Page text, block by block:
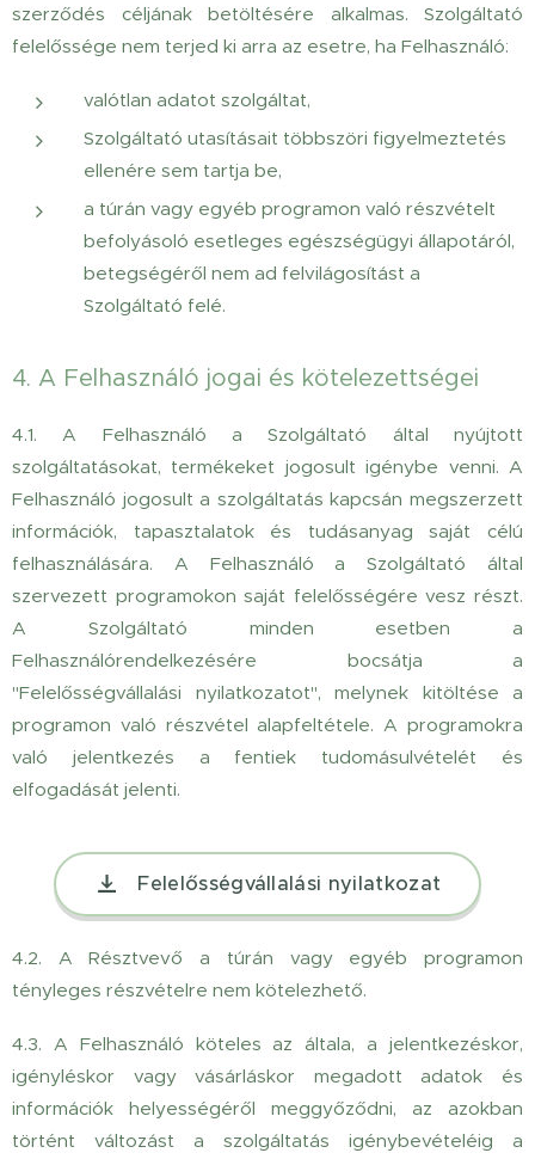
szerződés céljának betöltésére alkalmas. Szolgáltató
felelőssége nem terjed ki arra az esetre, ha Felhasználó:
valótlan adatot szolgáltat,
Szolgáltató utasításait többszöri figyelmeztetés
ellenére sem tartja be,
a túrán vagy egyéb programon való részvételt
befolyásoló esetleges egészségügyi állapotáról,
betegségéről nem ad felvilágosítást a
Szolgáltató felé.
4. A Felhasználó jogai és kötelezettségei
4.1. A Felhasználó a Szolgáltató által nyújtott
szolgáltatásokat, termékeket jogosult igénybe venni. A
Felhasználó jogosult a szolgáltatás kapcsán megszerzett
információk, tapasztalatok és tudásanyag saját célú
felhasználására. A Felhasználó a Szolgáltató által
szervezett programokon saját felelősségére vesz részt.
A Szolgáltató minden esetben a
Felhasználórendelkezésére bocsátja a
"Felelősségvállalási nyilatkozatot", melynek kitöltése a
programon való részvétel alapfeltétele. A programokra
való jelentkezés a fentiek tudomásulvételét és
elfogadását jelenti.
Felelősségvállalási nyilatkozat
4.2. A Résztvevő a túrán vagy egyéb programon
tényleges részvételre nem kötelezhető.
4.3. A Felhasználó köteles az általa, a jelentkezéskor,
igényléskor vagy vásárláskor megadott adatok és
információk helyességéről meggyőződni, az azokban
történt változást a szolgáltatás igénybevételéig a